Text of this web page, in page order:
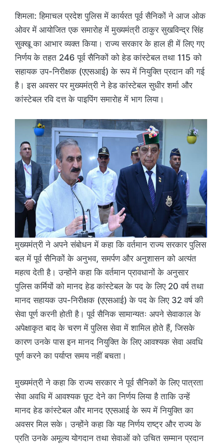
शिमला: हिमाचल प्रदेश पुलिस में कार्यरत पूर्व सैनिकों ने आज ओक
ओवर में आयोजित एक समारोह में मुख्यमंत्री ठाकुर सुखविन्द्र सिंह
सुक्खू का आभार व्यक्त किया। राज्य सरकार के हाल ही में लिए गए
निर्णय के तहत 246 पूर्व सैनिकों को हेड कांस्टेबल तथा 115 को
सहायक उप-निरीक्षक (एएसआई) के रूप में नियुक्ति प्रदान की गई
है। इस अवसर पर मुख्यमंत्री ने हेड कांस्टेबल सुधीर शर्मा और
कांस्टेबल रवि दत्त के पाइपिंग समारोह में भाग लिया।
मुख्यमंत्री ने अपने संबोधन में कहा कि वर्तमान राज्य सरकार पुलिस
बल में पूर्व सैनिकों के अनुभव, समर्पण और अनुशासन को अत्यंत
महत्व देती है। उन्होंने कहा कि वर्तमान प्रावधानों के अनुसार
पुलिस कर्मियों को मानद हेड कांस्टेबल के पद के लिए 20 वर्ष तथा
मानद सहायक उप-निरीक्षक (एएसआई) के पद के लिए 32 वर्ष की
सेवा पूर्ण करनी होती है। पूर्व सैनिक सामान्यतः अपने सेवाकाल के
अपेक्षाकृत बाद के चरण में पुलिस सेवा में शामिल होते हैं, जिसके
कारण उनके पास इन मानद नियुक्ति के लिए आवश्यक सेवा अवधि
पूर्ण करने का पर्याप्त समय नहीं बचता।
मुख्यमंत्री ने कहा कि राज्य सरकार ने पूर्व सैनिकों के लिए पात्रता
सेवा अवधि में आवश्यक छूट देने का निर्णय लिया है ताकि उन्हें
मानद हेड कांस्टेबल और मानद एएसआई के रूप में नियुक्ति का
अवसर मिल सके। उन्होंने कहा कि यह निर्णय राष्ट्र और राज्य के
प्रति उनके अमूल्य योगदान तथा सेवाओं को उचित सम्मान प्रदान